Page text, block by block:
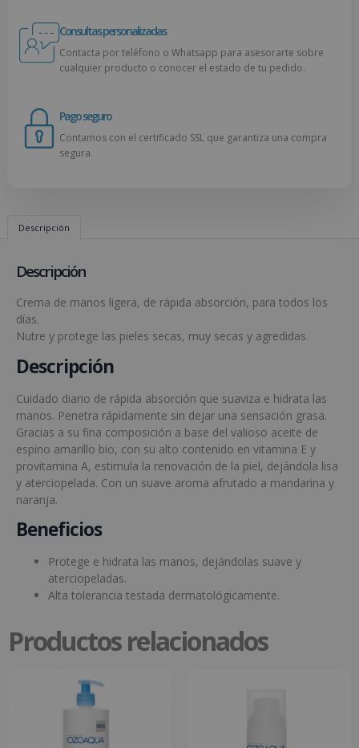
Consultas personalizadas
Contacta por teléfono o Whatsapp para asesorarte sobre
cualquier producto o conocer el estado de tu pedido.
Pago seguro
Contamos con el certificado SSL que garantiza una compra
segura.
Descripción
Descripción
Crema de manos ligera, de rápida absorción, para todos los
días.
Nutre y protege las pieles secas, muy secas y agredidas.
Descripción
Cuidado diario de rápida absorción que suaviza e hidrata las
manos. Penetra rápidamente sin dejar una sensación grasa.
Gracias a su fina composición a base del valioso aceite de
espino amarillo bio, con su alto contenido en vitamina E y
provitamina A, estimula la renovación de la piel, dejándola lisa
y aterciopelada. Con un suave aroma afrutado a mandarina y
naranja.
Beneficios
Protege e hidrata las manos, dejándolas suave y
aterciopeladas.
Alta tolerancia testada dermatológicamente.
Productos relacionados